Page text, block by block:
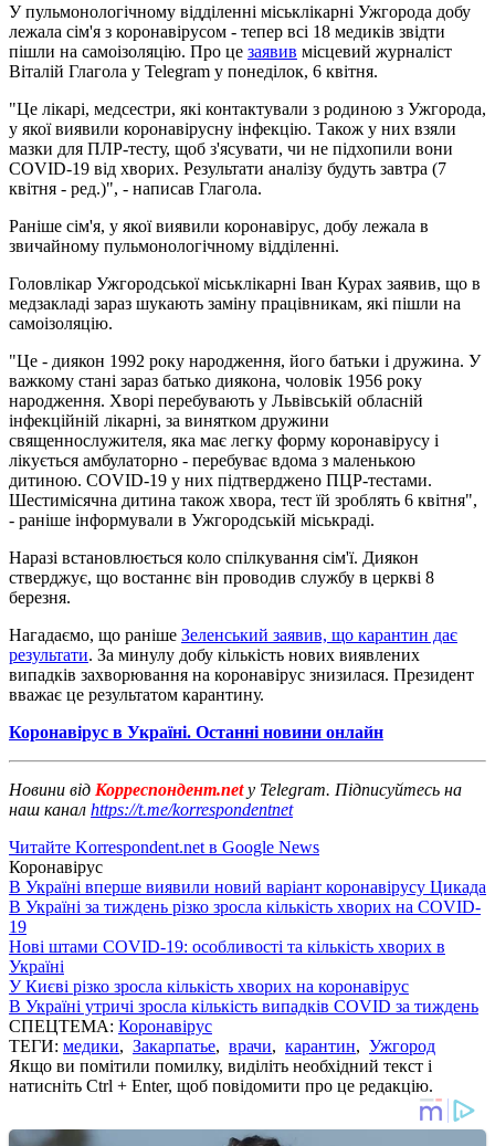
У пульмонологічному відділенні міськлікарні Ужгорода добу
лежала сім'я з коронавірусом - тепер всі 18 медиків звідти
пішли на самоізоляцію. Про це заявив місцевий журналіст
Віталій Глагола у Telegram у понеділок, 6 квітня.
"Це лікарі, медсестри, які контактували з родиною з Ужгорода,
у якої виявили коронавірусну інфекцію. Також у них взяли
мазки для ПЛР-тесту, щоб з'ясувати, чи не підхопили вони
COVID-19 від хворих. Результати аналізу будуть завтра (7
квітня - ред.)", - написав Глагола.
Раніше сім'я, у якої виявили коронавірус, добу лежала в
звичайному пульмонологічному відділенні.
Головлікар Ужгородської міськлікарні Іван Курах заявив, що в
медзакладі зараз шукають заміну працівникам, які пішли на
самоізоляцію.
"Це - диякон 1992 року народження, його батьки і дружина. У
важкому стані зараз батько диякона, чоловік 1956 року
народження. Хворі перебувають у Львівській обласній
інфекційній лікарні, за винятком дружини
священнослужителя, яка має легку форму коронавірусу і
лікується амбулаторно - перебуває вдома з маленькою
дитиною. COVID-19 у них підтверджено ПЦР-тестами.
Шестимісячна дитина також хвора, тест їй зроблять 6 квітня",
- раніше інформували в Ужгородській міськраді.
Наразі встановлюється коло спілкування сім'ї. Диякон
стверджує, що востаннє він проводив службу в церкві 8
березня.
Нагадаємо, що раніше Зеленський заявив, що карантин дає
результати. За минулу добу кількість нових виявлених
випадків захворювання на коронавірус знизилася. Президент
вважає це результатом карантину.
Коронавірус в Україні. Останні новини онлайн
Новини від Корреспондент.net у Telegram. Підписуйтесь на
наш канал https://t.me/korrespondentnet
Читайте Korrespondent.net в Google News
Коронавірус
В Україні вперше виявили новий варіант коронавірусу Цикада
В Україні за тиждень різко зросла кількість хворих на COVID-
19
Нові штами COVID-19: особливості та кількість хворих в
Україні
У Києві різко зросла кількість хворих на коронавірус
В Україні утричі зросла кількість випадків COVID за тиждень
СПЕЦТЕМА: Коронавірус
ТЕГИ: медики, Закарпатье, врачи, карантин, Ужгород
Якщо ви помітили помилку, виділіть необхідний текст і
натисніть Ctrl + Enter, щоб повідомити про це редакцію.